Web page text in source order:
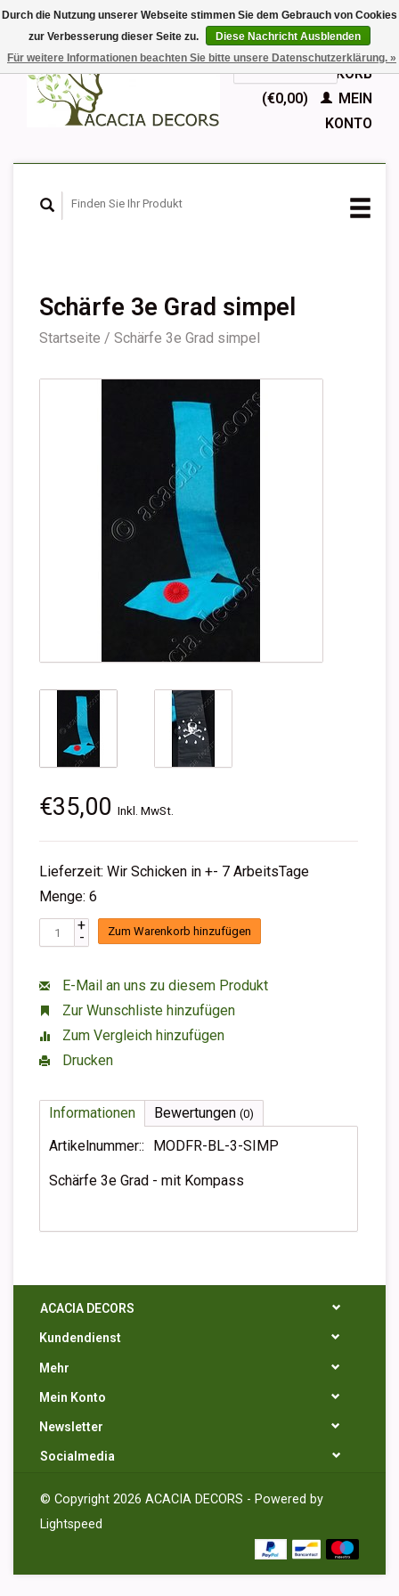
EUR
GBPDeutsch
Nederlands
English
IHR WARENKORB
(€0,00)
MEIN
KONTO
Schärfe 3e Grad simpel
Startseite / Schärfe 3e Grad simpel
€35,00 Inkl. MwSt.
Lieferzeit: Wir Schicken in +- 7 ArbeitsTage
Menge: 6
+
- Zum Warenkorb hinzufügen
E-Mail an uns zu diesem Produkt
Zur Wunschliste hinzufügen
Zum Vergleich hinzufügen
Drucken
Informationen Bewertungen (0)
Artikelnummer:: MODFR-BL-3-SIMP
Schärfe 3e Grad - mit Kompass
ACACIA DECORS
Kundendienst
Mehr
Mein Konto
Newsletter
Socialmedia
© Copyright 2026 ACACIA DECORS - Powered by
Lightspeed
Durch die Nutzung unserer Webseite stimmen Sie dem Gebrauch von Cookies
zur Verbesserung dieser Seite zu.
Diese Nachricht Ausblenden
Für weitere Informationen beachten Sie bitte unsere Datenschutzerklärung. »